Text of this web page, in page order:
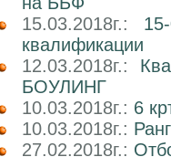
15.03.2018г.:
квалификации
12.03.2018г.:
БОУЛИНГ
10.03.2018г.: 6
10.03.2018г.:
27.02.2018г.: